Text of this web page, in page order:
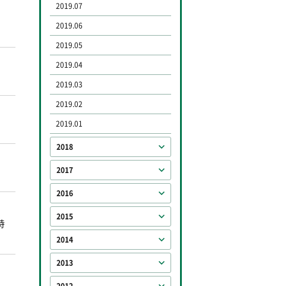
2019.07
2019.06
2019.05
2019.04
2019.03
2019.02
2019.01
2018
2017
2016
2015
2014
2013